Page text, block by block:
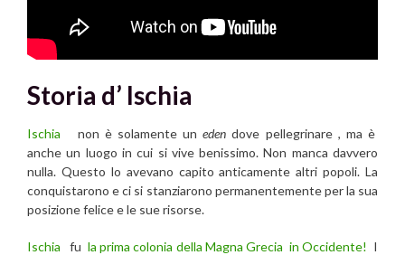
Storia d’ Ischia
Ischia non è solamente uneden dove pellegrinare , ma è
anche un luogo in cui si vive benissimo. Non manca davvero
nulla. Questo lo avevano capito anticamente altri popoli. La
conquistarono e ci si stanziarono permanentemente per la sua
posizione felice e le sue risorse.
Ischia fu la prima colonia della Magna Grecia in Occidente! I